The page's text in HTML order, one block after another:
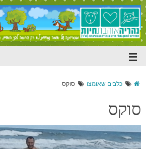
כלבים שאומצו סוקס
סוקס